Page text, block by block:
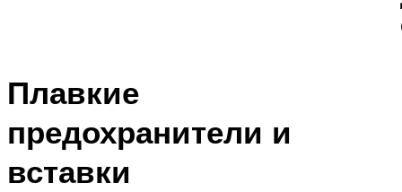
Плавкие
предохранители и
вставки